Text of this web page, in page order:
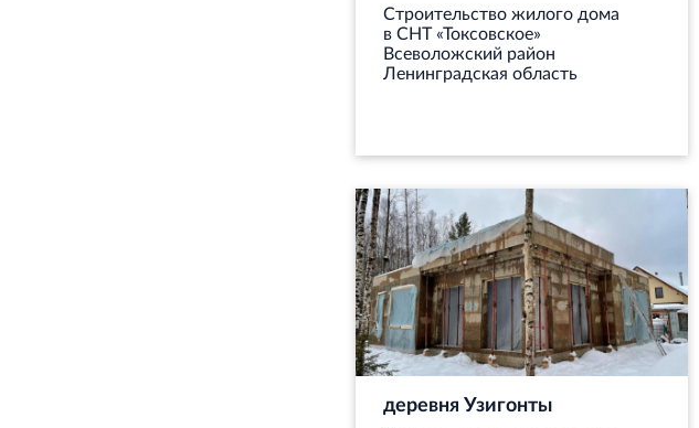
Строительство жилого дома
в СНТ «Токсовское»
Всеволожский район
Ленинградская область
деревня Узигонты